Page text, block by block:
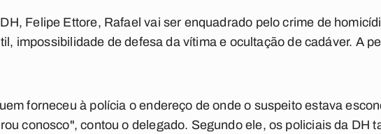
Felipe Ettore, Rafael vai ser enquadrado pelo crime de
impossibilidade de defesa da vítima e ocultação de cadáver. A
forneceu à polícia o endereço de onde o suspeito estava
conosco", contou o delegado. Segundo ele, os policiais da DH